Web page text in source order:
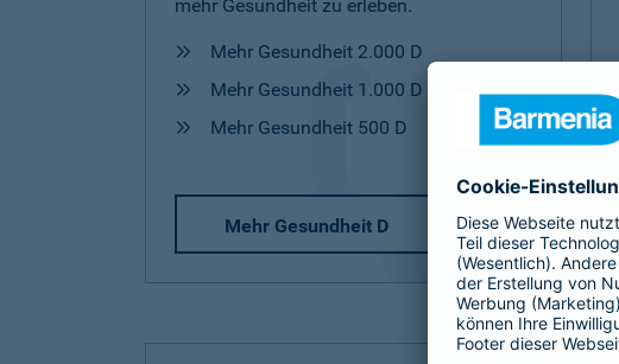
mehr Gesundheit zu erleben.
Mehr Gesundheit 2.000 D
Mehr Gesundheit 1.000 D
Mehr Gesundheit 500 D
Mehr Gesundheit D